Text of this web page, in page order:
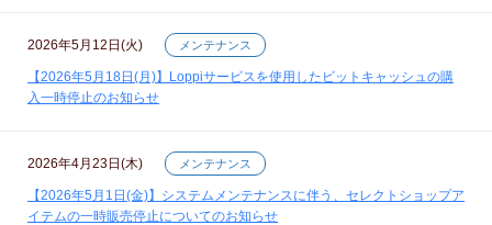
2026年5月12日(火) メンテナンス
【2026年5月18日(月)】Loppiサービスを使用したビットキャッシュの購
入一時停止のお知らせ
2026年4月23日(木) メンテナンス
【2026年5月1日(金)】システムメンテナンスに伴う、セレクトショップア
イテムの一時販売停止についてのお知らせ